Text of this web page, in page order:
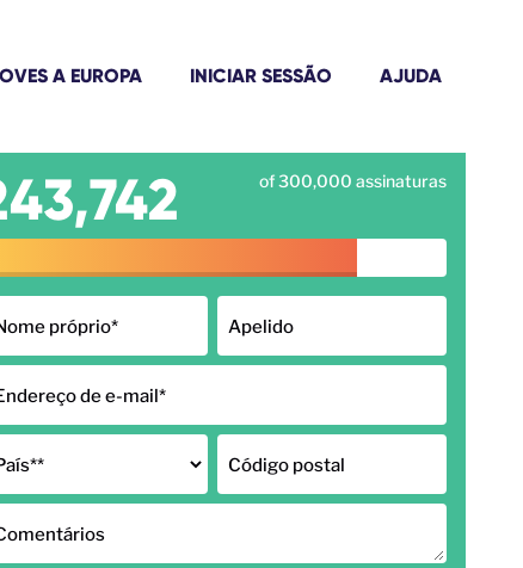
A EUROPA INICIAR SESSÃO AJUDA
of 300,000 assinaturas
próprio* Apelido
de e-mail*
* Código postal